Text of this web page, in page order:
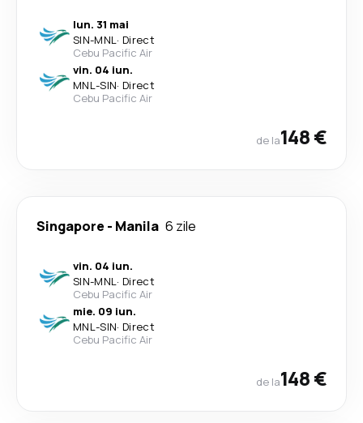
lun. 31 mai
SIN-MNL· Direct
Cebu Pacific Air
vin. 04 iun.
MNL-SIN· Direct
Cebu Pacific Air
de la148 €
Singapore - Manila 6 zile
vin. 04 iun.
SIN-MNL· Direct
Cebu Pacific Air
mie. 09 iun.
MNL-SIN· Direct
Cebu Pacific Air
de la148 €